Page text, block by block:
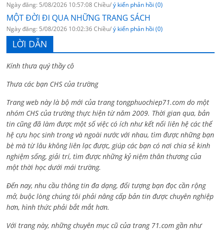
Ngày đăng: 5/08/2026 10:57:08 Chiều/ý kiến phản hồi (0)
MỘT ĐỜI ĐI QUA NHỮNG TRANG SÁCH
Ngày đăng: 5/08/2026 10:02:36 Chiều/ý kiến phản hồi (0)
LỜI DẪN
Kính thưa quý thầy cô
Thưa các bạn CHS của trường
Trang web này là bộ mới của trang tongphuochiep71.com do một
nhóm CHS của trường thực hiện từ năm 2009. Thời gian qua, bản
tin cũng đã làm được một số việc có ích như kết nối liên hệ các thế
hệ cựu học sinh trong và ngoài nước với nhau, tìm được những bạn
bè mà từ lâu không liên lạc được, giúp các bạn có nơi chia sẻ kinh
nghiệm sống, giải trí, tìm được những kỷ niệm thân thương của
một thời học dưới mái trường.
Đến nay, nhu cầu thông tin đa dạng, đối tượng bạn đọc cần rộng
mở, buộc lòng chúng tôi phải nâng cấp bản tin được chuyên nghiệp
hơn, hình thức phải bắt mắt hơn.
Với trang này, những chuyên mục cũ của trang 71.com gần như